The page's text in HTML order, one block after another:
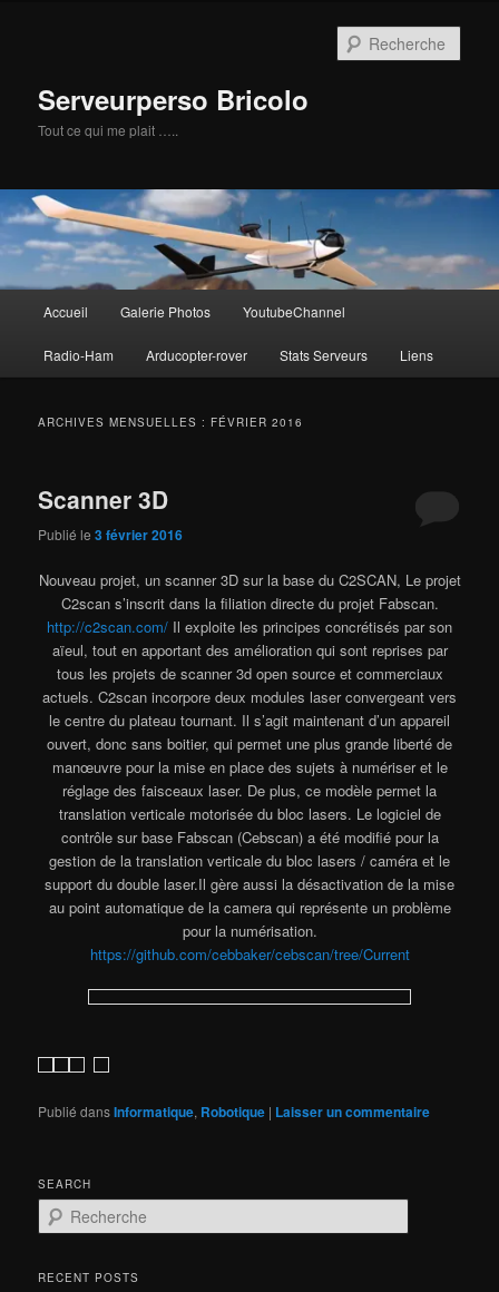
Serveurperso Bricolo
Tout ce qui me plait …..
Accueil Galerie Photos YoutubeChannel
Radio-Ham Arducopter-rover Stats Serveurs Liens
ARCHIVES MENSUELLES : FÉVRIER 2016
Scanner 3D
Publié le3 février 2016
Nouveau projet, un scanner 3D sur la base du C2SCAN, Le projet
C2scan s’inscrit dans la filiation directe du projet Fabscan.
http://c2scan.com/ Il exploite les principes concrétisés par son
aïeul, tout en apportant des amélioration qui sont reprises par
tous les projets de scanner 3d open source et commerciaux
actuels. C2scan incorpore deux modules laser convergeant vers
le centre du plateau tournant. Il s’agit maintenant d’un appareil
ouvert, donc sans boitier, qui permet une plus grande liberté de
manœuvre pour la mise en place des sujets à numériser et le
réglage des faisceaux laser. De plus, ce modèle permet la
translation verticale motorisée du bloc lasers. Le logiciel de
contrôle sur base Fabscan (Cebscan) a été modifié pour la
gestion de la translation verticale du bloc lasers / caméra et le
support du double laser.Il gère aussi la désactivation de la mise
au point automatique de la camera qui représente un problème
pour la numérisation.
https://github.com/cebbaker/cebscan/tree/Current
Publié dansInformatique, Robotique | Laisser un commentaire
SEARCH
e
h
RECENT POSTS